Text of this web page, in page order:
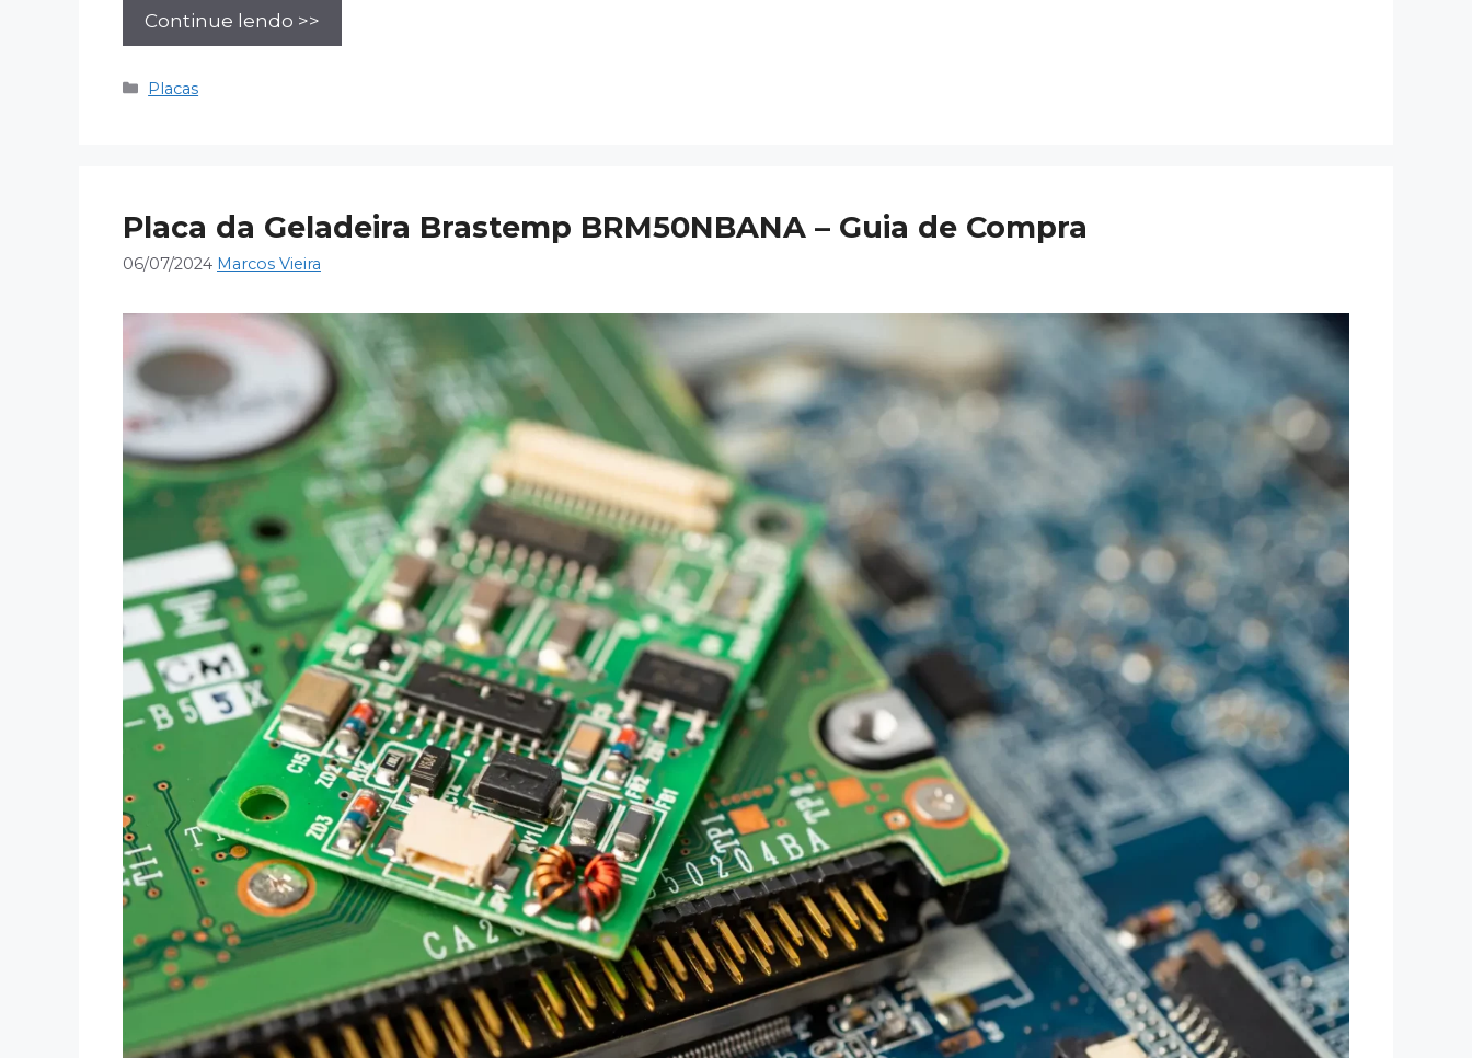
Continue lendo >>
Categorias
Placas
Placa da Geladeira Brastemp BRM50NBANA – Guia de Compra
06/07/2024 Marcos Vieira